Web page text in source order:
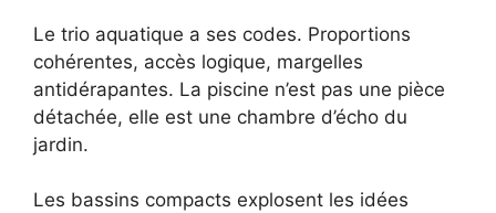
Le trio aquatique a ses codes. Proportions
cohérentes, accès logique, margelles
antidérapantes. La piscine n’est pas une pièce
détachée, elle est une chambre d’écho du
jardin.
Les bassins compacts explosent les idées